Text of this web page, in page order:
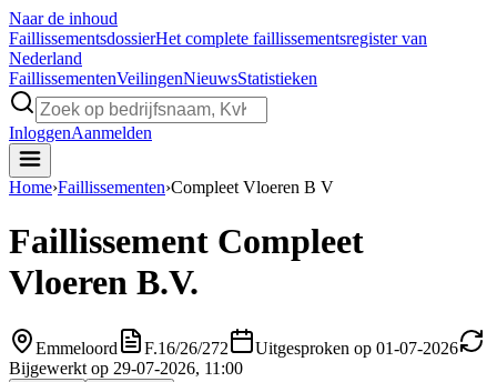
Naar de inhoud
FaillissementsdossierHet complete faillissementsregister van
Nederland
FaillissementenVeilingenNieuwsStatistieken
InloggenAanmelden
Home›Faillissementen›Compleet Vloeren B V
Faillissement Compleet
Vloeren B.V.
Emmeloord F.16/26/272
Uitgesproken op 01-07-2026
Bijgewerkt op 29-07-2026, 11:00